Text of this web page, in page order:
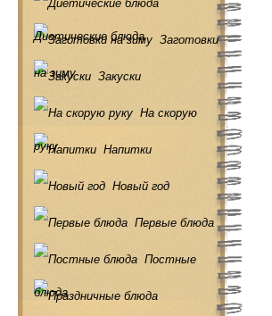
Диетические блюда Заготовки
на зиму Закуски
На скорую
руку Напитки
Новый год
Первые блюда
Постные
блюда